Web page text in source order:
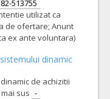
513755
utilizat ca
de ofertare; Anunt
ex ante voluntara)
dinamic
de achizitii
sus -